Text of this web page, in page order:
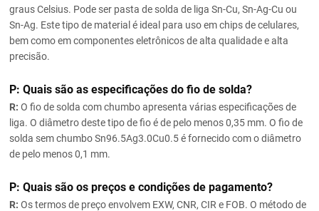
graus Celsius. Pode ser pasta de solda de liga Sn-Cu, Sn-Ag-Cu ou
Sn-Ag. Este tipo de material é ideal para uso em chips de celulares,
bem como em componentes eletrônicos de alta qualidade e alta
precisão.
P: Quais são as especificações do fio de solda?
R: O fio de solda com chumbo apresenta várias especificações de
liga. O diâmetro deste tipo de fio é de pelo menos 0,35 mm. O fio de
solda sem chumbo Sn96.5Ag3.0Cu0.5 é fornecido com o diâmetro
de pelo menos 0,1 mm.
P: Quais são os preços e condições de pagamento?
R: Os termos de preço envolvem EXW, CNR, CIR e FOB. O método de